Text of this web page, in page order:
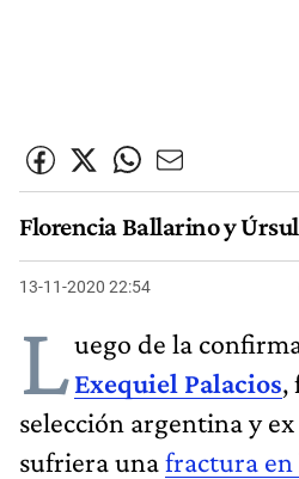
Florencia Ballarino y
13-11-2020 22:54
Luego de la
Exequiel Palacios,
selección argentina y
sufriera unafractura en